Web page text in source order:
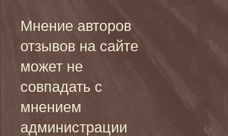
Мнение авторов
отзывов на сайте
может не
совпадать с
мнением
администрации